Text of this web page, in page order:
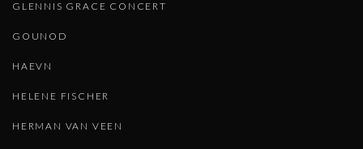
GLENNIS GRACE CONCERT
GOUNOD
HAEVN
HELENE FISCHER
HERMAN VAN VEEN